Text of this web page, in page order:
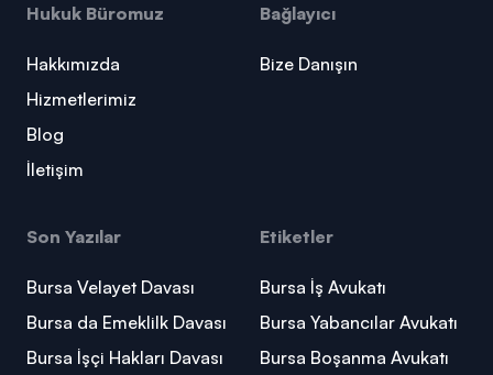
Hukuk Büromuz
Hakkımızda
Hizmetlerimiz
Blog
İletişim
Bağlayıcı
Bize Danışın
Son Yazılar
Bursa Velayet Davası
Bursa da Emeklilk Davası
Bursa İşçi Hakları Davası
Etiketler
Bursa İş Avukatı
Bursa Yabancılar Avukatı
Bursa Boşanma Avukatı